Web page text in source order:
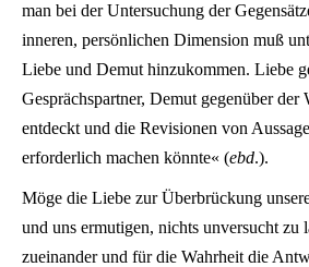
man bei der Untersuchung der
inneren, persönlichen Dimension muß
Liebe und Demut hinzukommen. Liebe
Gesprächspartner, Demut gegenüber der
entdeckt und die Revisionen von
erforderlich machen könnte« (ebd.).
Möge die Liebe zur Überbrückung
und uns ermutigen, nichts unversucht zu
zueinander und für die Wahrheit die